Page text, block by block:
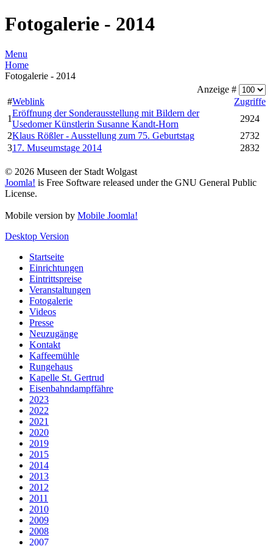
Fotogalerie - 2014
Menu
Home
Fotogalerie - 2014
Anzeige #
#Weblink
Zugriffe
1
Eröffnung der Sonderausstellung mit Bildern der
Usedomer Künstlerin Susanne Kandt-Horn
2924
2Klaus Rößler - Ausstellung zum 75. Geburtstag
2732
317. Museumstage 2014 2832
© 2026 Museen der Stadt Wolgast
Joomla! is Free Software released under the GNU General Public
License.
Mobile version by Mobile Joomla!
Desktop Version
Startseite
Einrichtungen
Eintrittspreise
Veranstaltungen
Fotogalerie
Videos
Presse
Neuzugänge
Kontakt
Kaffeemühle
Rungehaus
Kapelle St. Gertrud
Eisenbahndampffähre
2023
2022
2021
2020
2019
2015
2014
2013
2012
2011
2010
2009
2008
2007